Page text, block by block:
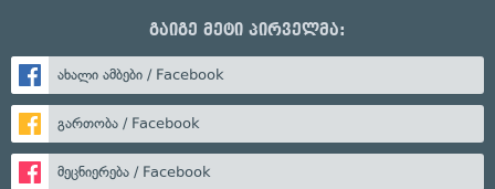
გაიგე მეტი პირველმა:
ახალი ამბები / Facebook
გართობა / Facebook
მეცნიერება / Facebook